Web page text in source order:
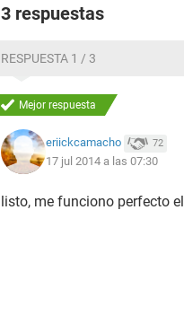
3 respuestas
RESPUESTA 1 / 3
Mejor respuesta
eriickcamacho 72
17 jul 2014 a las 07:30
listo, me funciono perfecto